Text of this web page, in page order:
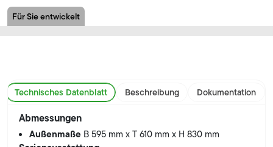
Für Sie entwickelt
Technisches Datenblatt Beschreibung Dokumentation
Abmessungen
Außenmaße B 595 mm x T 610 mm x H 830 mm